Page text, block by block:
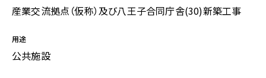
産業交流拠点（仮称）及び八王子合同庁舎(30)新築工事
用途
公共施設